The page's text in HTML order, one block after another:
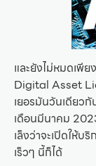
และยังไม่หมดเพี
Digital Asset
เยอรมันวันเดียว
เดือนมีนาคม
เล็งว่าจะเปิดให้
เร็วๆ นี้ก็ได้